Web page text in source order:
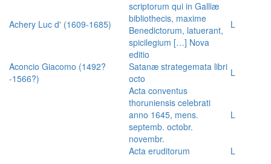
Achery Luc d' (1609-1685)
scriptorum qui in Galliæ
bibliothecis, maxime
Benedictorum, latuerant,
spicilegium […] Nova
editio
L
Aconcio Giacomo (1492?
-1566?)
Satanæ strategemata libri
octo
L
Acta conventus
thoruniensis celebrati
anno 1645, mens.
septemb. octobr.
novembr.
L
Acta eruditorum
L